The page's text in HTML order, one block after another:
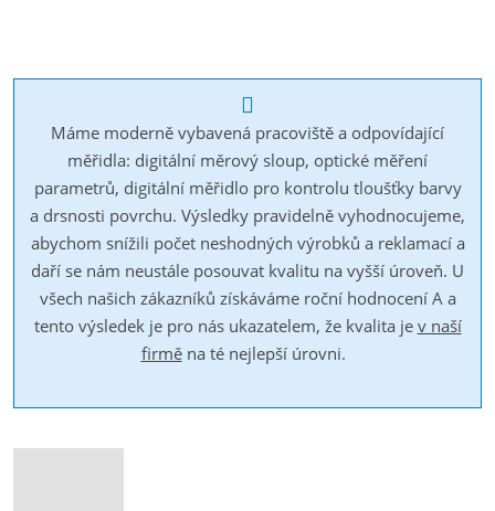
Máme moderně vybavená pracoviště a odpovídající
měřidla: digitální měrový sloup, optické měření
parametrů, digitální měřidlo pro kontrolu tloušťky barvy
a drsnosti povrchu. Výsledky pravidelně vyhodnocujeme,
abychom snížili počet neshodných výrobků a reklamací a
daří se nám neustále posouvat kvalitu na vyšší úroveň. U
všech našich zákazníků získáváme roční hodnocení A a
tento výsledek je pro nás ukazatelem, že kvalita je v naší
firměna té nejlepší úrovni.